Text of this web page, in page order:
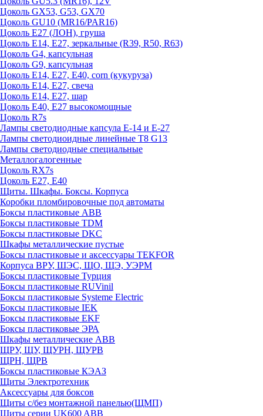
Цоколь GX53, G53, GX70
Цоколь GU10 (MR16/PAR16)
Цоколь Е27 (ЛОН), груша
Цоколь Е14, Е27, зеркальные (R39, R50, R63)
Цоколь G4, капсульная
Цоколь G9, капсульная
Цоколь Е14, Е27, Е40, corn (кукуруза)
Цоколь Е14, Е27, свеча
Цоколь Е14, Е27, шар
Цоколь Е40, Е27 высокомощные
Цоколь R7s
Лампы светодиодные капсула Е-14 и Е-27
Лампы светодиоидные линейные T8 G13
Лампы светодиодные специальные
Металлогалогенные
Цоколь RX7s
Цоколь Е27, E40
Щиты. Шкафы. Боксы. Корпуса
Коробки пломбировочные под автоматы
Боксы пластиковые ABB
Боксы пластиковые TDM
Боксы пластиковые DKC
Шкафы металлические пустые
Боксы пластиковые и аксессуары TEKFOR
Корпуса ВРУ, ШЭС, ЩО, ЩЭ, УЭРМ
Боксы пластиковые Турция
Боксы пластиковые RUVinil
Боксы пластиковые Systeme Electric
Боксы пластиковые IEK
Боксы пластиковые EKF
Боксы пластиковые ЭРА
Шкафы металлические ABB
ЩРУ, ЩУ, ЩУРН, ЩУРВ
ЩРН, ЩРВ
Боксы пластиковые КЭАЗ
Щиты Электротехник
Аксессуары для боксов
Щиты с/без монтажной панелью(ЩМП)
Щиты серии UK600 ABB